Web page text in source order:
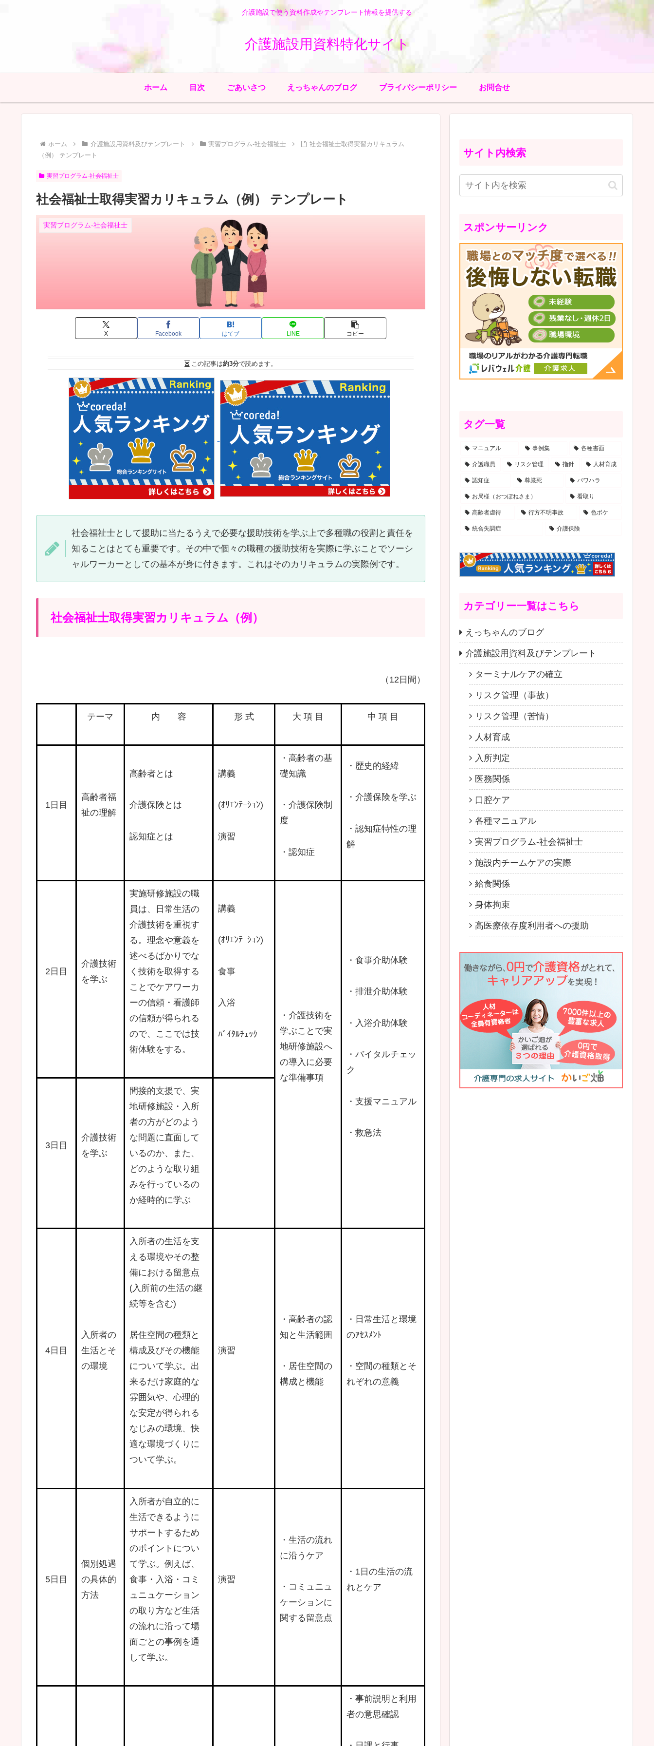
介護施設で使う資料作成やテンプレート情報を提供する
介護施設用資料特化サイト
ホーム 目次 ごあいさつ えっちゃんのブログ プライバシーポリシー お問合せ
ホーム 介護施設用資料及びテンプレート 実習プログラム-社会福祉士
社会福祉士取得実習カリキュラム
（例） テンプレート
実習プログラム-社会福祉士
社会福祉士取得実習カリキュラム（例） テンプレート
実習プログラム-社会福祉士
X Facebook はてブ LINE コピー
この記事は約3分で読めます。
社会福祉士として援助に当たるうえで必要な援助技術を学ぶ上で多種職の役割と責任を
知ることはとても重要です。その中で個々の職種の援助技術を実際に学ぶことでソーシ
ャルワーカーとしての基本が身に付きます。これはそのカリキュラムの実際例です。
社会福祉士取得実習カリキュラム（例）
（12日間）
テーマ 内 容 形 式 大 項 目 中 項 目
1日目
高齢者福
祉の理解
高齢者とは
介護保険とは
認知症とは
講義
(ｵﾘｴﾝﾃｰｼｮﾝ)
演習
・高齢者の基
礎知識
・介護保険制
度
・認知症
・歴史的経緯
・介護保険を学ぶ
・認知症特性の理
解
2日目
介護技術
を学ぶ
実施研修施設の職
員は、日常生活の
介護技術を重視す
る。理念や意義を
述べるばかりでな
く技術を取得する
ことでケアワーカ
ーの信頼・看護師
の信頼が得られる
ので、ここでは技
術体験をする。
講義
(ｵﾘｴﾝﾃｰｼｮﾝ)
食事
入浴
ﾊﾞｲﾀﾙﾁｪｯｸ
・介護技術を
学ぶことで実
地研修施設へ
の導入に必要
な準備事項
・食事介助体験
・排泄介助体験
・入浴介助体験
・バイタルチェッ
ク
・支援マニュアル
・救急法
3日目
介護技術
を学ぶ
間接的支援で、実
地研修施設・入所
者の方がどのよう
な問題に直面して
いるのか、また、
どのような取り組
みを行っているの
か経時的に学ぶ
4日目
入所者の
生活とそ
の環境
入所者の生活を支
える環境やその整
備における留意点
(入所前の生活の継
続等を含む)
居住空間の種類と
構成及びその機能
について学ぶ。出
来るだけ家庭的な
雰囲気や、心理的
な安定が得られる
なじみの環境、快
適な環境づくりに
ついて学ぶ。
演習
・高齢者の認
知と生活範囲
・居住空間の
構成と機能
・日常生活と環境
のｱｾｽﾒﾝﾄ
・空間の種類とそ
れぞれの意義
5日目
個別処遇
の具体的
方法
入所者が自立的に
生活できるように
サポートするため
のポイントについ
て学ぶ。例えば、
食事・入浴・コミ
ュニュケーション
の取り方など生活
の流れに沿って場
面ごとの事例を通
して学ぶ。
演習
・生活の流れ
に沿うケア
・コミュニュ
ケーションに
関する留意点
・1日の生活の流
れとケア
・事前説明と利用
者の意思確認
サイト内検索
スポンサーリンク
タグ一覧
マニュアル 事例集 各種書面
介護職員 リスク管理 指針 人材育成
認知症 尊厳死 パワハラ
お局様（おつぼねさま） 看取り
高齢者虐待 行方不明事故 色ボケ
統合失調症 介護保険
カテゴリー一覧はこちら
えっちゃんのブログ
介護施設用資料及びテンプレート
ターミナルケアの確立
リスク管理（事故）
リスク管理（苦情）
人材育成
入所判定
医務関係
口腔ケア
各種マニュアル
実習プログラム-社会福祉士
施設内チームケアの実際
給食関係
身体拘束
高医療依存度利用者への援助